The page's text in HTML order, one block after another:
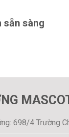
sẵn sàng
698/4 Trường